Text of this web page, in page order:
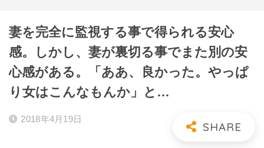
妻を完全に監視する事で得られる安心
感。しかし、妻が裏切る事でまた別の安
心感がある。「ああ、良かった。やっぱ
り女はこんなもんか」と…
2018年4月19日